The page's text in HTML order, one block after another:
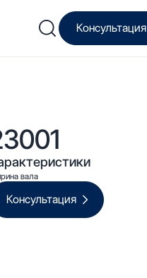
Консультация
вала
Консультация